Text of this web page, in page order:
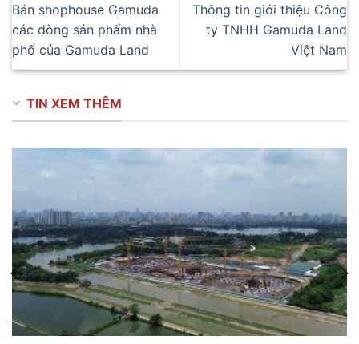
Bán shophouse Gamuda
các dòng sản phẩm nhà
phố của Gamuda Land
Thông tin giới thiệu Công
ty TNHH Gamuda Land
Việt Nam
TIN XEM THÊM